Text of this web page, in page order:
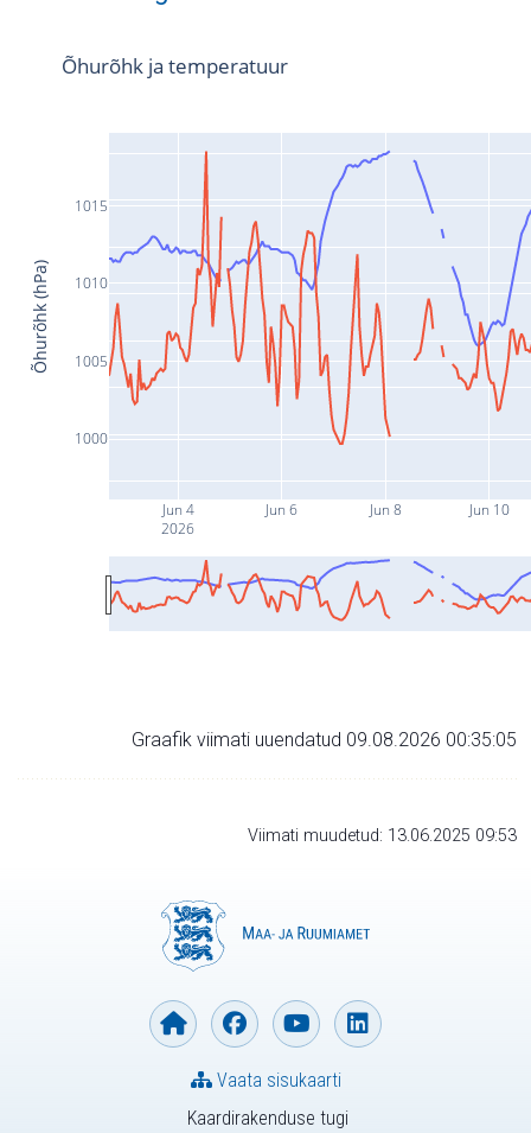
Jun 4
2026
Jun 6 Jun 8 Jun 10
1000
1005
1010
1015
Õhurõhk ja temperatuur
Õhurõhk (hPa)
Graafik viimati uuendatud 09.08.2026 00:35:05
Viimati muudetud: 13.06.2025 09:53
Kaardirakenduse tugi
Vaata sisukaarti